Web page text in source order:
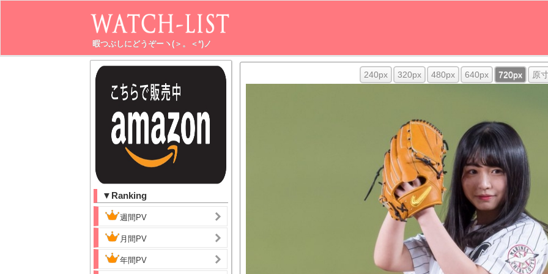
暇つぶしにどうぞーヽ(＞。＜*)ノ
▼Ranking
週間PV
月間PV
年間PV
240px 320px 480px 640px 720px 原